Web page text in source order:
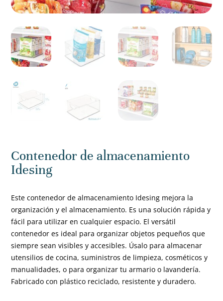
Contenedor de almacenamiento
Idesing
Este contenedor de almacenamiento Idesing mejora la
organización y el almacenamiento. Es una solución rápida y
fácil para utilizar en cualquier espacio. El versátil
contenedor es ideal para organizar objetos pequeños que
siempre sean visibles y accesibles. Úsalo para almacenar
utensilios de cocina, suministros de limpieza, cosméticos y
manualidades, o para organizar tu armario o lavandería.
Fabricado con plástico reciclado, resistente y duradero.